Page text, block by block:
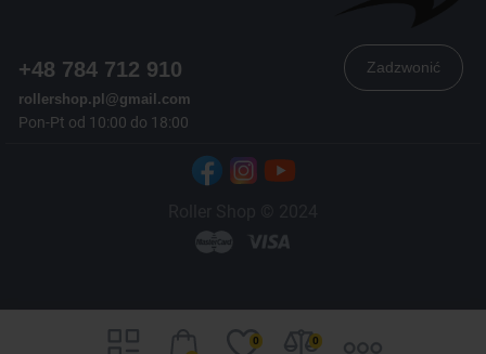
0 0
+48 784 712 910
rollershop.pl@gmail.com
Pon-Pt od 10:00 do 18:00
Zadzwonić